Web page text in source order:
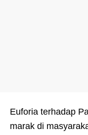
Euforia terhadap
marak di